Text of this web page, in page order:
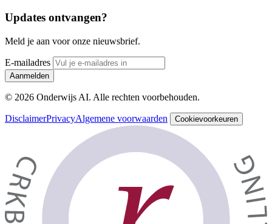
Updates ontvangen?
Meld je aan voor onze nieuwsbrief.
E-mailadres
Aanmelden
© 2026 Onderwijs AI. Alle rechten voorbehouden.
DisclaimerPrivacyAlgemene voorwaarden Cookievoorkeuren